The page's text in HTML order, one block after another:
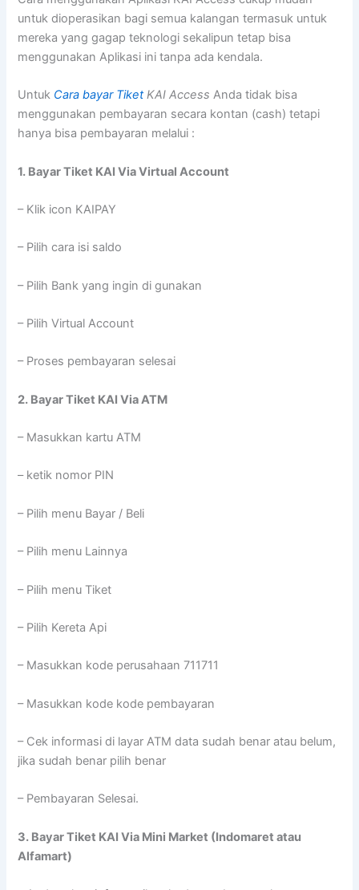
untuk dioperasikan bagi semua kalangan termasuk untuk
mereka yang gagap teknologi sekalipun tetap bisa
menggunakan Aplikasi ini tanpa ada kendala.
Untuk Cara bayar TiketKAI Access Anda tidak bisa
menggunakan pembayaran secara kontan (cash) tetapi
hanya bisa pembayaran melalui :
1. Bayar Tiket KAI Via Virtual Account
– Klik icon KAIPAY
– Pilih cara isi saldo
– Pilih Bank yang ingin di gunakan
– Pilih Virtual Account
– Proses pembayaran selesai
2. Bayar Tiket KAI Via ATM
– Masukkan kartu ATM
– ketik nomor PIN
– Pilih menu Bayar / Beli
– Pilih menu Lainnya
– Pilih menu Tiket
– Pilih Kereta Api
– Masukkan kode perusahaan 711711
– Masukkan kode kode pembayaran
– Cek informasi di layar ATM data sudah benar atau belum,
jika sudah benar pilih benar
– Pembayaran Selesai.
3. Bayar Tiket KAI Via Mini Market (Indomaret atau
Alfamart)